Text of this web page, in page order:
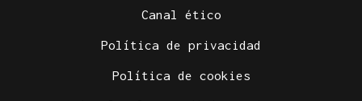
Canal ético
Política de privacidad
Política de cookies